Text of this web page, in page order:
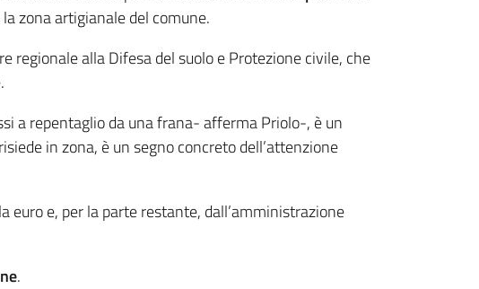
zona artigianale del comune.
regionale alla Difesa del suolo e Protezione civile, che
a repentaglio da una frana- afferma Priolo-, è un
in zona, è un segno concreto dell’attenzione
euro e, per la parte restante, dall’amministrazione
.